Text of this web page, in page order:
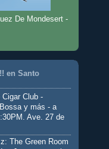
De Mondesert -
en Santo
Club -
y más - a
Ave. 27 de
The Green Room